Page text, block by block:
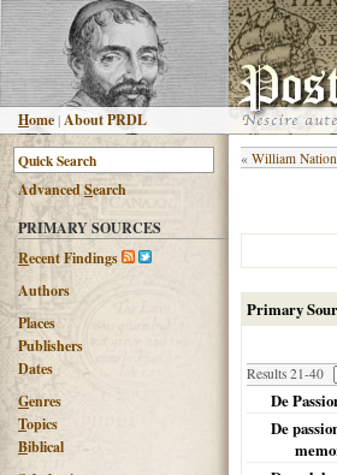
Home |About PRDL
AdvancedSearch
PRIMARY SOURCES
Recent Findings
Authors
Places
Publishers
Dates
Genres
Topics
Biblical
« William Nation
Primary
Results 21-40
De
De